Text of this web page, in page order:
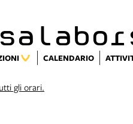
CALENDARIO
gli orari.